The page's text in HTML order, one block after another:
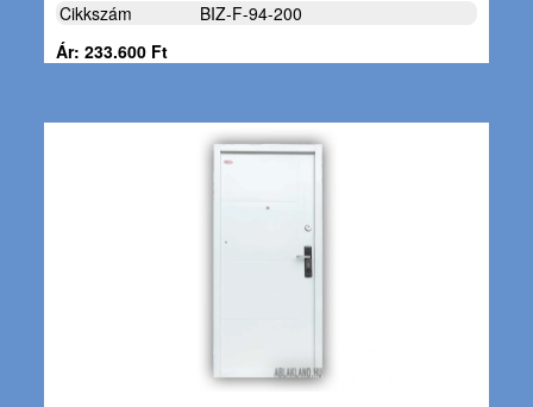
Cikkszám
BIZ-F-94-200
Ár: 233.600 Ft